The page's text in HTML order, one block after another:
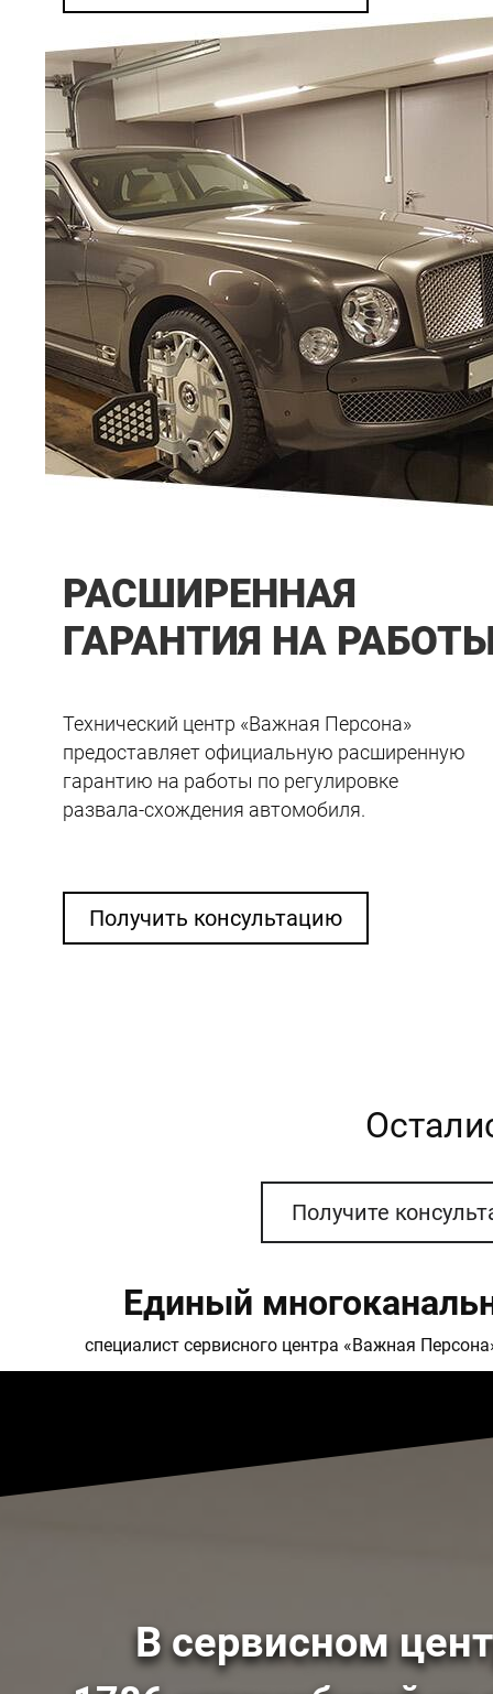
РАСШИРЕННАЯ
ГАРАНТИЯ НА
Технический центр «Важная Персона»
предоставляет официальную расширенную
гарантию на работы по регулировке
развала-схождения автомобиля.
Получить консультацию
Получите
Единый
специалист сервисного центра «Важная
В сервисном